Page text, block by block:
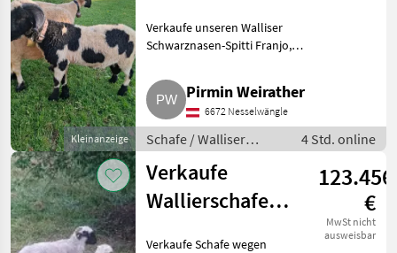
Kleinanzeige
Verkaufe unseren Walliser
Schwarznasen-Spitti Franjo,
umgänglich und zutraulich,
kein HB. Schafe Walliser
Schwarznasenschafe
Pirmin Weirather
6672 Nesselwängle
Schafe / Walliser
Schwarznasenschafe
4 Std. online
Verkaufe
Wallierschafe
123.456
€
MwSt nicht
ausweisbar
Verkaufe Schafe wegen